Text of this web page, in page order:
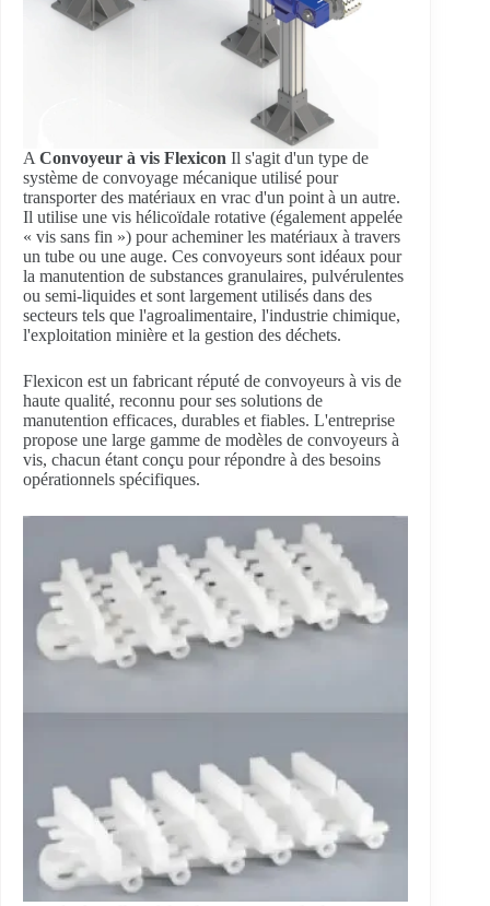
A Convoyeur à vis Flexicon Il s'agit d'un type de
système de convoyage mécanique utilisé pour
transporter des matériaux en vrac d'un point à un autre.
Il utilise une vis hélicoïdale rotative (également appelée
« vis sans fin ») pour acheminer les matériaux à travers
un tube ou une auge. Ces convoyeurs sont idéaux pour
la manutention de substances granulaires, pulvérulentes
ou semi-liquides et sont largement utilisés dans des
secteurs tels que l'agroalimentaire, l'industrie chimique,
l'exploitation minière et la gestion des déchets.
Flexicon est un fabricant réputé de convoyeurs à vis de
haute qualité, reconnu pour ses solutions de
manutention efficaces, durables et fiables. L'entreprise
propose une large gamme de modèles de convoyeurs à
vis, chacun étant conçu pour répondre à des besoins
opérationnels spécifiques.